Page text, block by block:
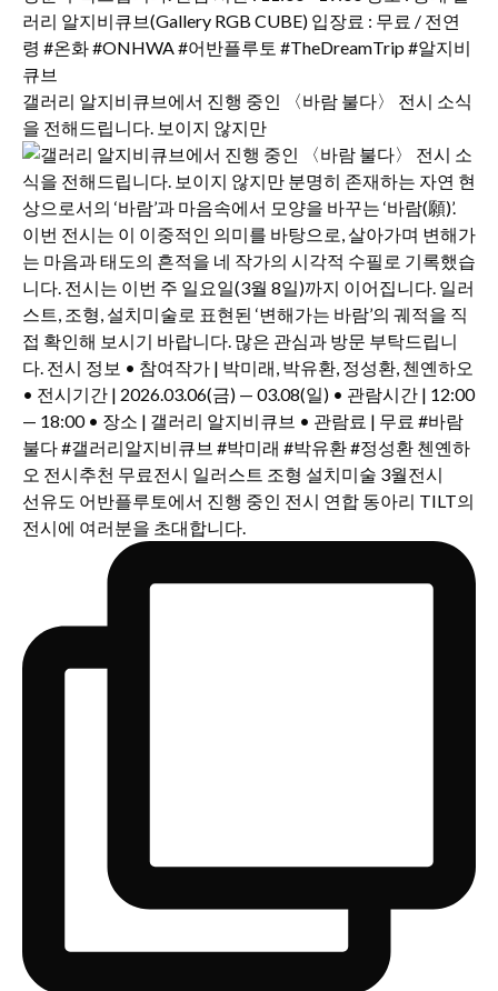
갤러리 알지비큐브에서 진행 중인 〈바람 불다〉 전시 소식
을 전해드립니다. 보이지 않지만
선유도 어반플루토에서 진행 중인 전시 연합 동아리 TILT의
전시에 여러분을 초대합니다.